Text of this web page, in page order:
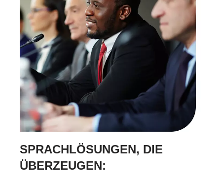
SPRACHLÖSUNGEN, DIE
ÜBERZEUGEN: